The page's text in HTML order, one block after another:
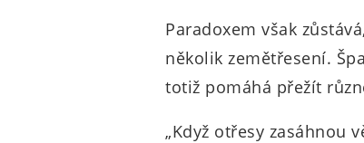
Paradoxem však
několik zemětřesení.
totiž pomáhá přežít
„Když otřesy zasáhnou